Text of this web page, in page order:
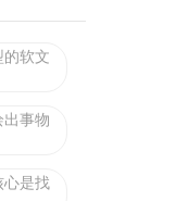
的软文
出事物
心是找